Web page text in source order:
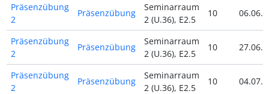
Präsenzübung
2
Präsenzübung
Seminarraum
2 (U.36), E2.5
10
Präsenzübung
2
Präsenzübung
Seminarraum
2 (U.36), E2.5
10
Präsenzübung
2
Präsenzübung
Seminarraum
2 (U.36), E2.5
10